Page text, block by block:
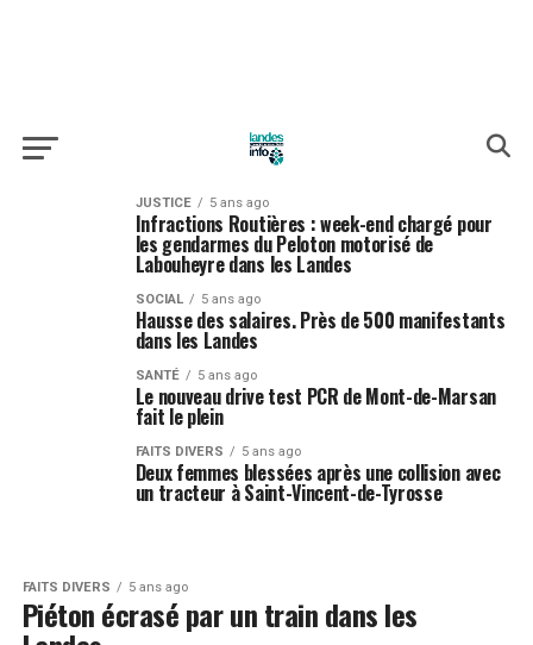
JUSTICE 5 ans ago
Infractions Routières : week-end chargé pour
les gendarmes du Peloton motorisé de
Labouheyre dans les Landes
SOCIAL 5 ans ago
Hausse des salaires. Près de 500 manifestants
dans les Landes
SANTÉ 5 ans ago
Le nouveau drive test PCR de Mont-de-Marsan
fait le plein
FAITS DIVERS 5 ans ago
Deux femmes blessées après une collision avec
un tracteur à Saint-Vincent-de-Tyrosse
FAITS DIVERS 5 ans ago
Piéton écrasé par un train dans les